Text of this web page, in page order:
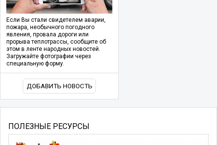
Если Вы стали свидетелем аварии,
пожара, необычного погодного
явления, провала дороги или
прорыва теплотрассы, сообщите об
этом в ленте народных новостей.
Загружайте фотографии через
специальную форму.
ДОБАВИТЬ НОВОСТЬ
ПОЛЕЗНЫЕ РЕСУРСЫ